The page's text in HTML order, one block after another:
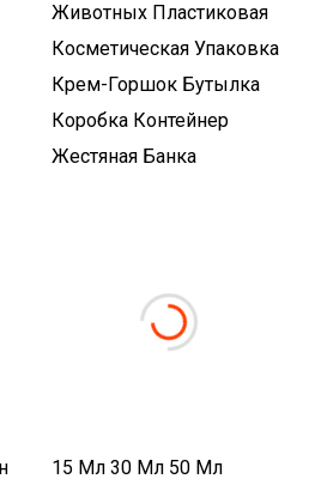
Животных Пластиковая
Косметическая Упаковка
Крем-Горшок Бутылка
Коробка Контейнер
Жестяная Банка
15 Мл 30 Мл 50 Мл